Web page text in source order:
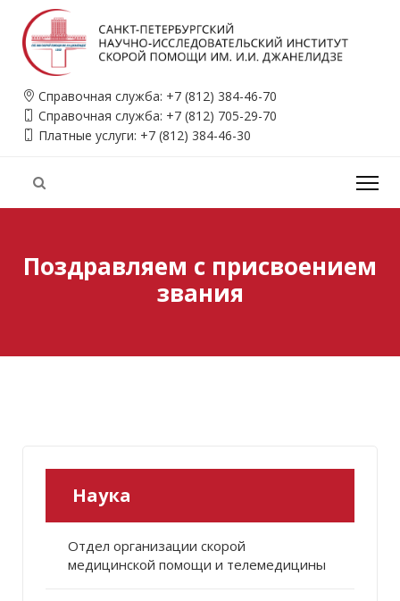
Справочная служба: +7 (812) 384-46-70
Справочная служба: +7 (812) 705-29-70
Платные услуги: +7 (812) 384-46-30
Поздравляем с присвоением
звания
Наука
Отдел организации скорой
медицинской помощи и телемедицины